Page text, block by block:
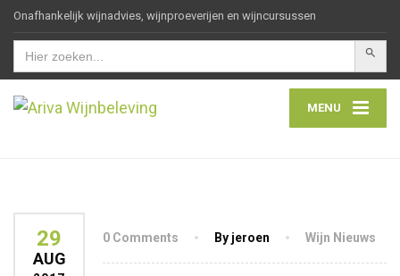
Onafhankelijk wijnadvies, wijnproeverijen en wijncursussen
Zoek
naar:
MENU
29
AUG
0 Comments By jeroen Wijn Nieuws